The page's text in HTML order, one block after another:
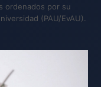
ordenados por su
(PAU/EvAU).